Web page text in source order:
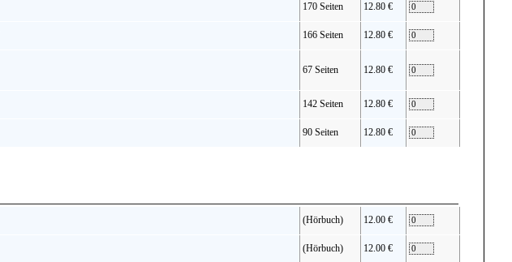
170 Seiten 12.80 €
166 Seiten 12.80 €
67 Seiten 12.80 €
142 Seiten 12.80 €
90 Seiten 12.80 €
(Hörbuch) 12.00 €
(Hörbuch) 12.00 €